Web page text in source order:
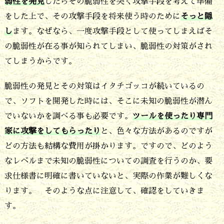
をした上で、その攻撃手段を将来使う時のためにそっと隠
します。なぜなら、一度攻撃手段として使ってしまえばそ
の脆弱性が在る事が知られてしまい、脆弱性の対策がされ
てしまうからです。
脆弱性の発見とその対策はイタチゴッコが続いているの
で、ソフトを開発した時には、そこに未知の脆弱性が潜ん
でいないかを調べる事も必要です。 ツールを使ったり専門
家に攻撃をしてもらったり と、色々な方法があるのですが
どの方法も結構な費用が掛かります。ですので、どのよう
なレベルまで未知の脆弱性についての調査を行うのか、要
求仕様書に明確に書いていないと、実際の作業が難しくな
ります。 そのような点に注意して、確認をしていきま
す。